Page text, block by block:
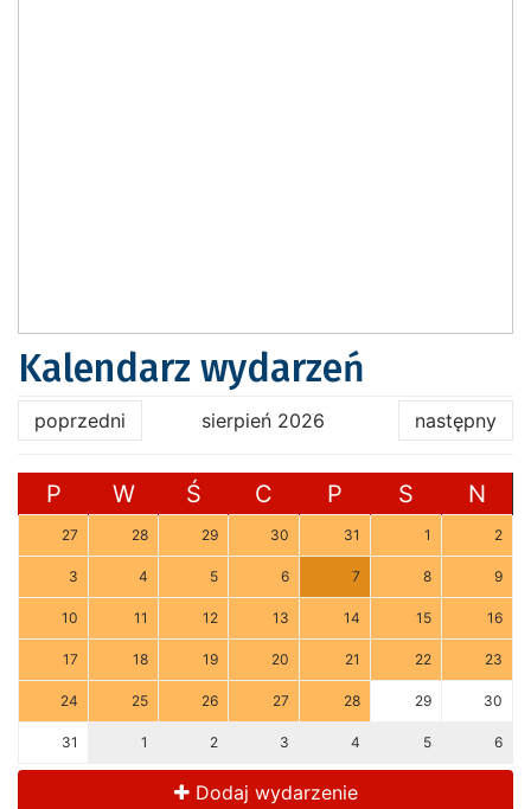
Kalendarz wydarzeń
poprzedni sierpień 2026 następny
P W Ś C P S N
27 28 29 30 31 1 2
3 4 5 6 7 8 9
10 11 12 13 14 15 16
17 18 19 20 21 22 23
24 25 26 27 28 29 30
31 1 2 3 4 5 6
Dodaj wydarzenie